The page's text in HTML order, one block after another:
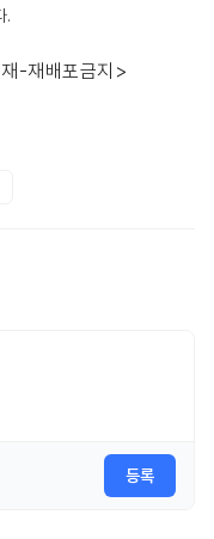
.
-재배포금지>
등록